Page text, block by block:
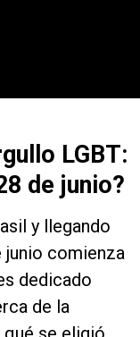
LGBT:
de junio?
y llegando
junio comienza
dedicado
de la